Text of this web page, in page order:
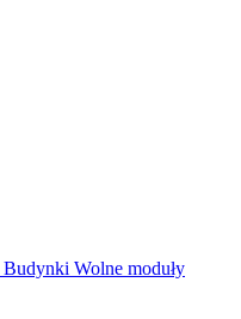
Budynki Wolne moduły